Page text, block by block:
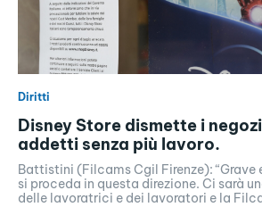
Diritti
Disney Store dismette i
addetti senza più lavoro.
Battistini (Filcams Cgil Firenze):
si proceda in questa direzione. Ci sarà
delle lavoratrici e dei lavoratori e la